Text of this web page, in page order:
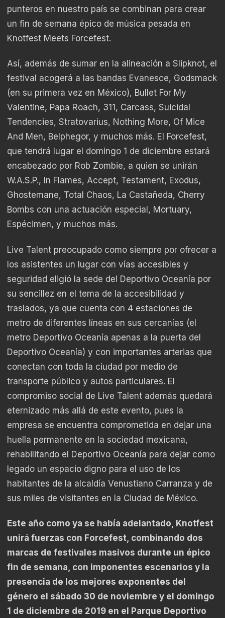
punteros en nuestro país se combinan para crear
un fin de semana épico de música pesada en
Knotfest Meets Forcefest.
Así, además de sumar en la alineación a Slipknot, el
festival acogerá a las bandas Evanesce, Godsmack
(en su primera vez en México), Bullet For My
Valentine, Papa Roach, 311, Carcass, Suicidal
Tendencies, Stratovarius, Nothing More, Of Mice
And Men, Belphegor, y muchos más. El Forcefest,
que tendrá lugar el domingo 1 de diciembre estará
encabezado por Rob Zombie, a quien se unirán
W.A.S.P., In Flames, Accept, Testament, Exodus,
Ghostemane, Total Chaos, La Castañeda, Cherry
Bombs con una actuación especial, Mortuary,
Espécimen, y muchos más.
Live Talent preocupado como siempre por ofrecer a
los asistentes un lugar con vías accesibles y
seguridad eligió la sede del Deportivo Oceanía por
su sencillez en el tema de la accesibilidad y
traslados, ya que cuenta con 4 estaciones de
metro de diferentes líneas en sus cercanías (el
metro Deportivo Oceanía apenas a la puerta del
Deportivo Oceanía) y con importantes arterias que
conectan con toda la ciudad por medio de
transporte público y autos particulares. El
compromiso social de Live Talent además quedará
eternizado más allá de este evento, pues la
empresa se encuentra comprometida en dejar una
huella permanente en la sociedad mexicana,
rehabilitando el Deportivo Oceanía para dejar como
legado un espacio digno para el uso de los
habitantes de la alcaldía Venustiano Carranza y de
sus miles de visitantes en la Ciudad de México.
Este año como ya se había adelantado, Knotfest
unirá fuerzas con Forcefest, combinando dos
marcas de festivales masivos durante un épico
fin de semana, con imponentes escenarios y la
presencia de los mejores exponentes del
género el sábado 30 de noviembre y el domingo
1 de diciembre de 2019 en el Parque Deportivo